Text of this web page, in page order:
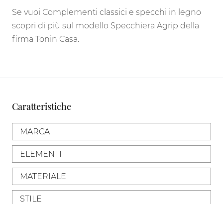
Se vuoi Complementi classici e specchi in legno
scopri di più sul modello Specchiera Agrip della
firma Tonin Casa.
Caratteristiche
MARCA
ELEMENTI
MATERIALE
STILE